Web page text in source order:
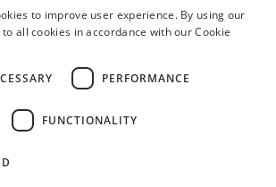
Política de privacidade e cookies
Trabalha connosco
Livro de reclamações
ENGLISH
to improve user experience. By using our
all cookies in accordance with our Cookie
PERFORMANCE
FUNCTIONALITY